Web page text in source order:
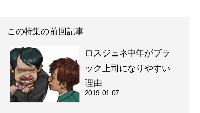
この特集の前回記事
ロスジェネ中年がブラ
ック上司になりやすい
理由
2019.01.07